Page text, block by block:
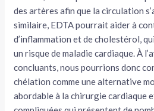
des artères afin que la circulation
similaire, EDTA pourrait aider à
d’inflammation et de cholestérol,
un risque de maladie cardiaque. À
concluants, nous pourrions donc
chélation comme une alternative
abordable à la chirurgie cardiaque